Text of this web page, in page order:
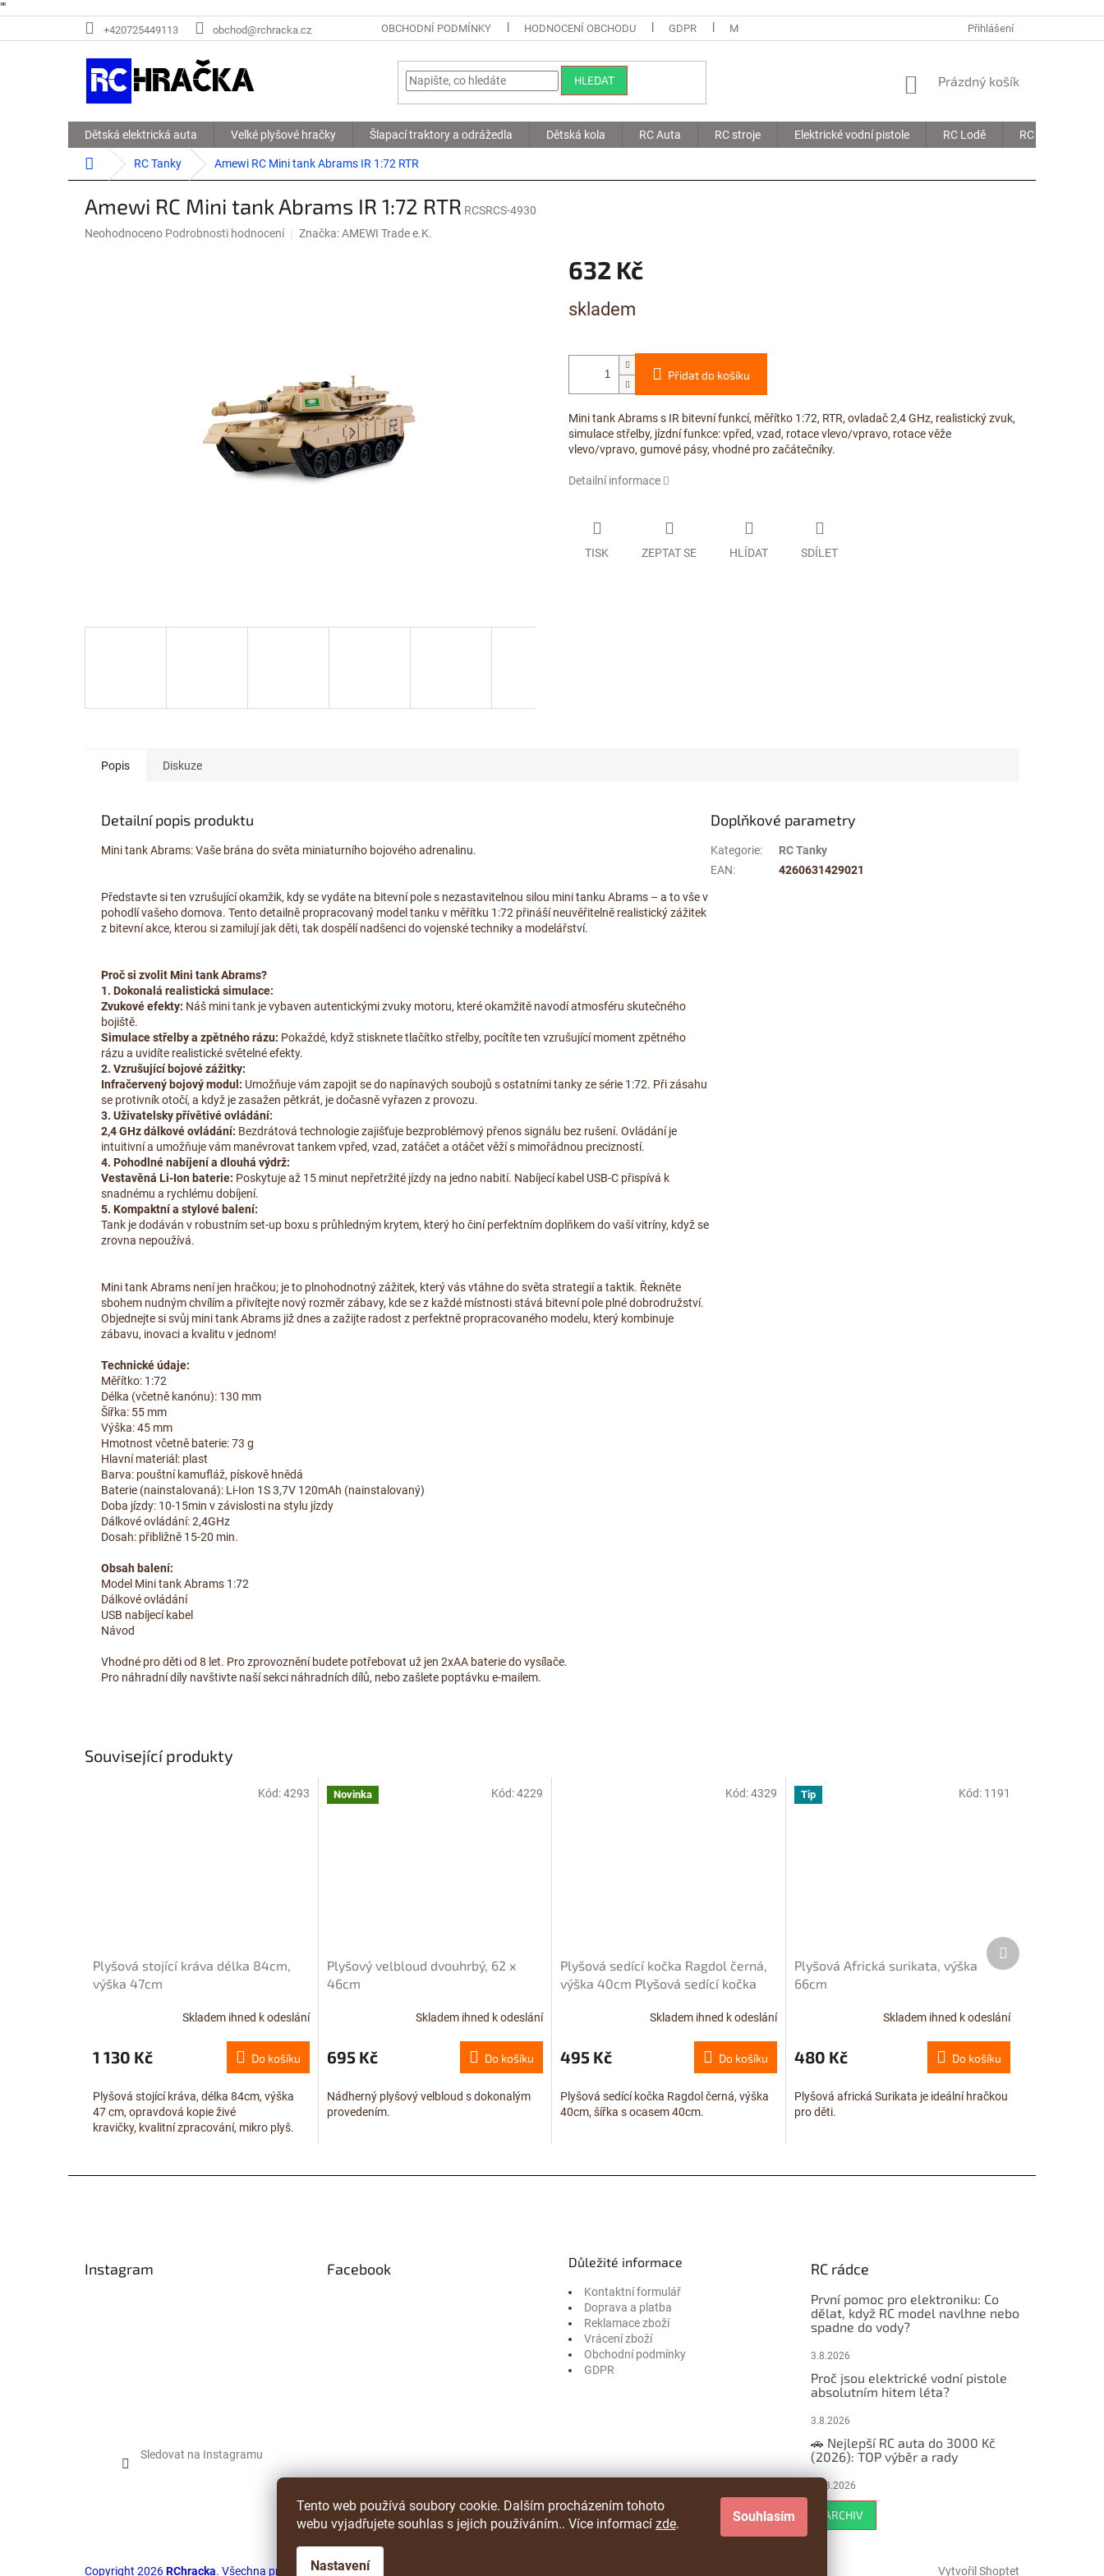
""
Tento web používá soubory cookie. Dalším procházením tohoto
webu vyjadřujete souhlas s jejich používáním.. Více informací zde.
Nastavení
Souhlasím
na
+420725449113 obchod@rchracka.cz OBCHODNÍ PODMÍNKY HODNOCENÍ OBCHODU GDPR MOJE OBJEDNÁVKA Přihlášení
HLEDAT
NÁKUPNÍ
Prázdný košík
Dětská elektrická auta Velké plyšové hračky Šlapací traktory a odrážedla Dětská kola RC Auta RC stroje Elektrické vodní pistole RC Lodě RC Drony
Domů RC Tanky Amewi RC Mini tank Abrams IR 1:72 RTR
Amewi RC Mini tank Abrams IR 1:72 RTR RCSRCS-4930
Průměrné
Neohodnoceno Podrobnosti hodnocení Značka:AMEWI Trade e.K.
632 Kč
cena:
skladem
Přidat do košíku
Mini tank Abrams s IR bitevní funkcí, měřítko 1:72, RTR, ovladač 2,4 GHz, realistický zvuk,
simulace střelby, jízdní funkce: vpřed, vzad, rotace vlevo/vpravo, rotace věže
vlevo/vpravo, gumové pásy, vhodné pro začátečníky.
Detailní informace
TISK ZEPTAT SE HLÍDAT SDÍLET
Související produkty
Plyšová stojící kráva délka 84cm,
výška 47cm
Skladem ihned k odeslání
1 130 Kč Do košíku
Plyšová stojící kráva, délka 84cm, výška
47 cm, opravdová kopie živé
kravičky, kvalitní zpracování, mikro plyš.
Kód:4293 Novinka
Plyšový velbloud dvouhrbý, 62 x
46cm
Skladem ihned k odeslání
695 Kč Do košíku
Nádherný plyšový velbloud s dokonalým
provedením.
Kód:4229
Plyšová sedící kočka Ragdol černá,
výška 40cm Plyšová sedící kočka
Skladem ihned k odeslání
495 Kč Do košíku
Plyšová sedící kočka Ragdol černá, výška
40cm, šířka s ocasem 40cm.
Kód:4329 Tip
Plyšová Africká surikata, výška
66cm
produktu
je
z
5
Skladem ihned k odeslání
480 Kč Do košíku
Plyšová africká Surikata je ideální hračkou
pro děti.
Kód: 1191
Další
produkt
Popis Diskuze
Detailní popis produktu
Mini tank Abrams: Vaše brána do světa miniaturního bojového adrenalinu.
Představte si ten vzrušující okamžik, kdy se vydáte na bitevní pole s nezastavitelnou silou mini tanku Abrams – a to vše v
pohodlí vašeho domova. Tento detailně propracovaný model tanku v měřítku 1:72 přináší neuvěřitelně realistický zážitek
z bitevní akce, kterou si zamilují jak děti, tak dospělí nadšenci do vojenské techniky a modelářství.
Proč si zvolit Mini tank Abrams?
1. Dokonalá realistická simulace:
Zvukové efekty: Náš mini tank je vybaven autentickými zvuky motoru, které okamžitě navodí atmosféru skutečného
bojiště.
Simulace střelby a zpětného rázu: Pokaždé, když stisknete tlačítko střelby, pocítíte ten vzrušující moment zpětného
rázu a uvidíte realistické světelné efekty.
2. Vzrušující bojové zážitky:
Infračervený bojový modul: Umožňuje vám zapojit se do napínavých soubojů s ostatními tanky ze série 1:72. Při zásahu
se protivník otočí, a když je zasažen pětkrát, je dočasně vyřazen z provozu.
3. Uživatelsky přívětivé ovládání:
2,4 GHz dálkové ovládání: Bezdrátová technologie zajišťuje bezproblémový přenos signálu bez rušení. Ovládání je
intuitivní a umožňuje vám manévrovat tankem vpřed, vzad, zatáčet a otáčet věží s mimořádnou precizností.
4. Pohodlné nabíjení a dlouhá výdrž:
Vestavěná Li-Ion baterie: Poskytuje až 15 minut nepřetržité jízdy na jedno nabití. Nabíjecí kabel USB-C přispívá k
snadnému a rychlému dobíjení.
5. Kompaktní a stylové balení:
Tank je dodáván v robustním set-up boxu s průhledným krytem, který ho činí perfektním doplňkem do vaší vitríny, když se
zrovna nepoužívá.
Mini tank Abrams není jen hračkou; je to plnohodnotný zážitek, který vás vtáhne do světa strategií a taktik. Řekněte
sbohem nudným chvílím a přivítejte nový rozměr zábavy, kde se z každé místnosti stává bitevní pole plné dobrodružství.
Objednejte si svůj mini tank Abrams již dnes a zažijte radost z perfektně propracovaného modelu, který kombinuje
zábavu, inovaci a kvalitu v jednom!
Technické údaje:
Měřítko: 1:72
Délka (včetně kanónu): 130 mm
Šířka: 55 mm
Výška: 45 mm
Hmotnost včetně baterie: 73 g
Hlavní materiál: plast
Barva: pouštní kamufláž, pískově hnědá
Baterie (nainstalovaná): Li-Ion 1S 3,7V 120mAh (nainstalovaný)
Doba jízdy: 10-15min v závislosti na stylu jízdy
Dálkové ovládání: 2,4GHz
Dosah: přibližně 15-20 min.
Obsah balení:
Model Mini tank Abrams 1:72
Dálkové ovládání
USB nabíjecí kabel
Návod
Vhodné pro děti od 8 let. Pro zprovoznění budete potřebovat už jen 2xAA baterie do vysílače.
Pro náhradní díly navštivte naší sekci náhradních dílů, nebo zašlete poptávku e-mailem.
Doplňkové parametry
Kategorie:
RC Tanky
EAN: 4260631429021
Instagram
Sledovat na Instagramu
Facebook Důležité informace
Kontaktní formulář
Doprava a platba
Reklamace zboží
Vrácení zboží
Obchodní podmínky
GDPR
RC rádce
První pomoc pro elektroniku: Co
dělat, když RC model navlhne nebo
spadne do vody?
3.8.2026
Proč jsou elektrické vodní pistole
absolutním hitem léta?
3.8.2026
🚗 Nejlepší RC auta do 3000 Kč
(2026): TOP výběr a rady
29.3.2026
ARCHIV
Vytvořil Shoptet
Copyright 2026RChracka. Všechna práva vyhrazena.